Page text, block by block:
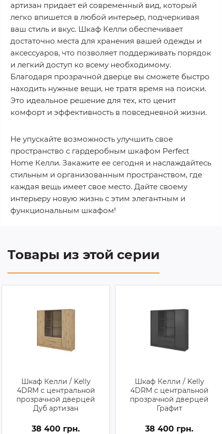
артизан придает ей современный вид, который
легко впишется в любой интерьер, подчеркивая
ваш стиль и вкус. Шкаф Келли обеспечивает
достаточно места для хранения вашей одежды и
аксессуаров, что позволяет поддерживать порядок
и легкий доступ ко всему необходимому.
Благодаря прозрачной дверце вы сможете быстро
находить нужные вещи, не тратя время на поиски.
Это идеальное решение для тех, кто ценит
комфорт и эффективность в повседневной жизни.
Не упускайте возможность улучшить свое
пространство с гардеробным шкафом Perfect
Home Келли. Закажите ее сегодня и наслаждайтесь
стильным и организованным пространством, где
каждая вещь имеет свое место. Дайте своему
интерьеру новую жизнь с этим элегантным и
функциональным шкафом!
Товары из этой серии
Шкаф Келли / Kelly
4DRM с центральной
прозрачной дверцей
Дуб артизан
38 400 грн.
Шкаф Келли / Kelly
4DRM с центральной
прозрачной дверцей
Графит
38 400 грн.